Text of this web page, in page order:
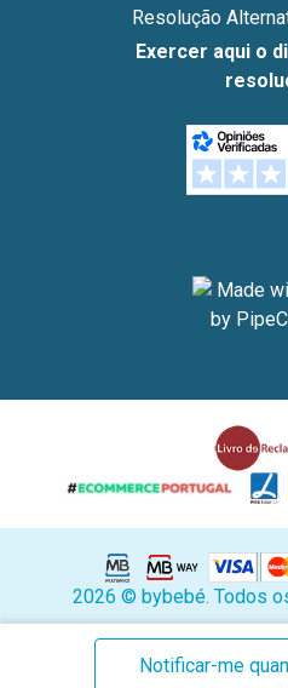
Notificar-me
Resolução
Exercer aqui o
2026 © bybebé. Todos